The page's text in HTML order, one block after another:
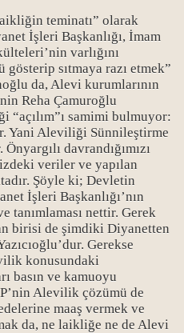
teminatı” olarak
İşleri Başkanlığı, İmam
varlığını
sıtmaya razı etmek”
da, Alevi kurumlarının
Reha Çamuroğlu
“açılım”ı samimi bulmuyor:
Yani Aleviliği Sünnileştirme
davrandığımızı
veriler ve yapılan
Şöyle ki; Devletin
İşleri Başkanlığı’nın
tanımlaması nettir. Gerek
birisi de şimdiki Diyanetten
Gerekse
konusundaki
basın ve kamuoyu
Alevilik çözümü de
maaş vermek ve
da, ne laikliğe ne de Alevi